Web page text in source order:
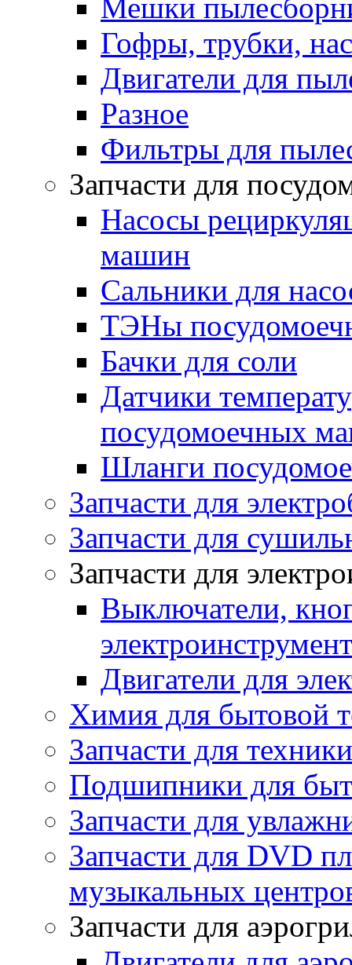
Мешки
Гофры, трубки,
Двигатели для
Разное
Фильтры для
Запчасти для
Насосы
машин
Сальники для
ТЭНы
Бачки для соли
Датчики
посудомоечных
Шланги
Запчасти для
Запчасти для
Запчасти для
Выключатели,
Двигатели для
Химия для бытовой
Запчасти для
Подшипники для
Запчасти для
Запчасти для DVD
музыкальных
Запчасти для